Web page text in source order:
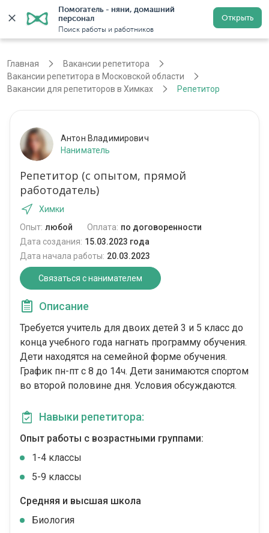
Помогатель - няни, домашний
персонал
Поиск работы и работников
Открыть
Регистрация
Главная
Вакансии репетитора
Вакансии репетитора в Московской области
Вакансии для репетиторов в Химках
Репетитор
Антон Владимирович
Наниматель
Репетитор (с опытом, прямой
работодатель)
Химки
Опыт: любой Оплата: по договоренности
Дата создания: 15.03.2023 года
Дата начала работы: 20.03.2023
Связаться с нанимателем
Описание
Требуется учитель для двоих детей 3 и 5 класс до
конца учебного года нагнать программу обучения.
Дети находятся на семейной форме обучения.
График пн-пт с 8 до 14ч. Дети занимаются спортом
во второй половине дня. Условия обсуждаются.
Навыки репетитора:
Опыт работы с возрастными группами:
1-4 классы
5-9 классы
Средняя и высшая школа
Биология